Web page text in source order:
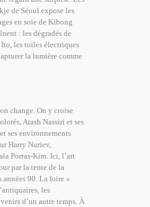
de Séoul expose les
en soie de Kibong
: les dégradés de
les toiles électriques
la lumière comme
change. On y croise
Arash Nassiri et ses
ses environnements
Harry Nuriev,
Porras-Kim. Ici, l’art
par la tente de la
années 90. La foire «
les
d’un autre temps. À